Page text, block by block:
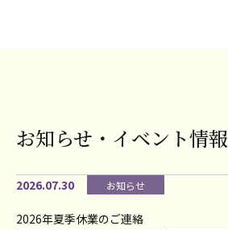
お知らせ・イベント情報
2026.07.30 お知らせ
2026年夏季休業のご連絡